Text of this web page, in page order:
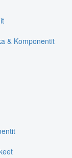
& Komponentit